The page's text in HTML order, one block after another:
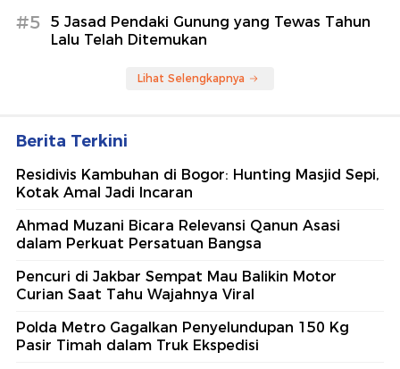
#5
5 Jasad Pendaki Gunung yang Tewas Tahun
Lalu Telah Ditemukan
Lihat Selengkapnya
Berita Terkini
Residivis Kambuhan di Bogor: Hunting Masjid Sepi,
Kotak Amal Jadi Incaran
Ahmad Muzani Bicara Relevansi Qanun Asasi
dalam Perkuat Persatuan Bangsa
Pencuri di Jakbar Sempat Mau Balikin Motor
Curian Saat Tahu Wajahnya Viral
Polda Metro Gagalkan Penyelundupan 150 Kg
Pasir Timah dalam Truk Ekspedisi